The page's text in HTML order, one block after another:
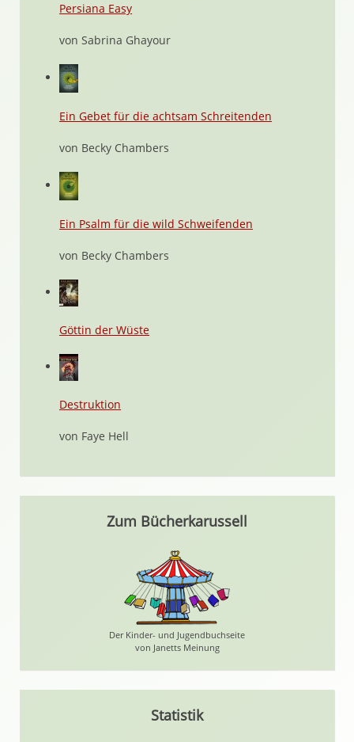
Persiana Easy
von Sabrina Ghayour
Ein Gebet für die achtsam Schreitenden
von Becky Chambers
Ein Psalm für die wild Schweifenden
von Becky Chambers
Göttin der Wüste
Destruktion
von Faye Hell
Zum Bücherkarussell
Der Kinder- und Jugendbuchseite
von Janetts Meinung
Statistik